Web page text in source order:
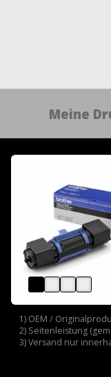
Meine
1) OEM /
2) Seitenleistung
3) Versand nur